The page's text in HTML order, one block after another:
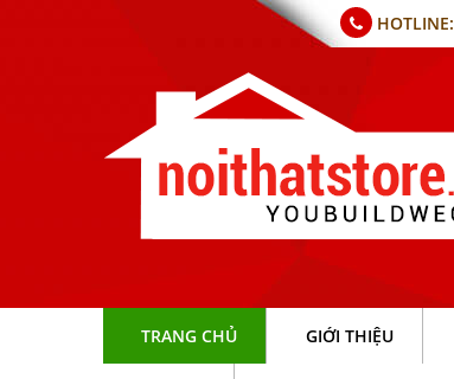
HOTLINE:
TRANG CHỦ GIỚI THIỆU